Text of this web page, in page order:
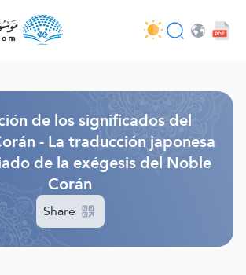
traducciones
de desarrolladores - API
proyecto
de los significados del
- La traducción japonesa
de la exégesis del Noble
Corán
Share